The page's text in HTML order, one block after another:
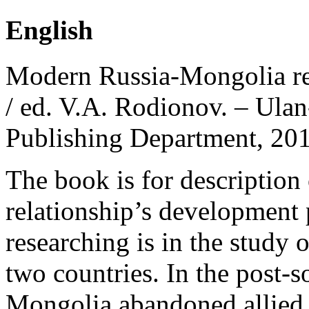
English
Modern Russia-Mongolia
/ ed. V.A. Rodionov. –
Publishing Department,
The book is for
relationship’s
researching is in the study
two countries. In the post-